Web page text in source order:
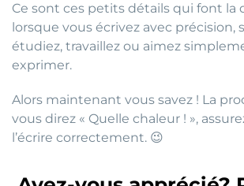
Ce sont ces petits détails qui font la
lorsque vous écrivez avec précision,
étudiez, travaillez ou aimez
exprimer.
Alors maintenant vous savez ! La
vous direz « Quelle chaleur ! »,
l’écrire correctement. 😉